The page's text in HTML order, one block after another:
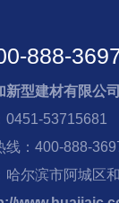
888-
新型建材有限公司
0451-53715681
线：400-888-
哈尔滨市阿城区